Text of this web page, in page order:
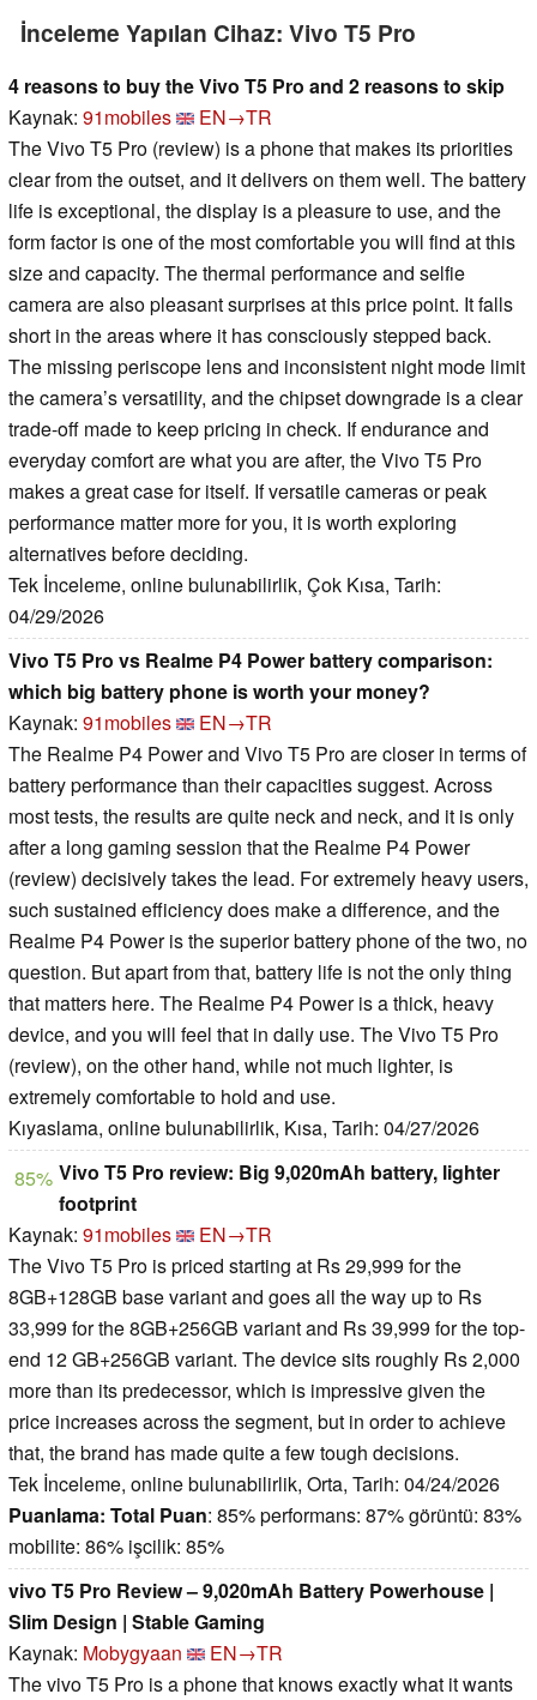
İnceleme Yapılan Cihaz: Vivo T5 Pro
4 reasons to buy the Vivo T5 Pro and 2 reasons to skip
Kaynak: 91mobiles
EN→TR
The Vivo T5 Pro (review) is a phone that makes its priorities
clear from the outset, and it delivers on them well. The battery
life is exceptional, the display is a pleasure to use, and the
form factor is one of the most comfortable you will find at this
size and capacity. The thermal performance and selfie
camera are also pleasant surprises at this price point. It falls
short in the areas where it has consciously stepped back.
The missing periscope lens and inconsistent night mode limit
the camera’s versatility, and the chipset downgrade is a clear
trade-off made to keep pricing in check. If endurance and
everyday comfort are what you are after, the Vivo T5 Pro
makes a great case for itself. If versatile cameras or peak
performance matter more for you, it is worth exploring
alternatives before deciding.
Tek İnceleme, online bulunabilirlik, Çok Kısa, Tarih:
04/29/2026
Vivo T5 Pro vs Realme P4 Power battery comparison:
which big battery phone is worth your money?
Kaynak: 91mobiles
EN→TR
The Realme P4 Power and Vivo T5 Pro are closer in terms of
battery performance than their capacities suggest. Across
most tests, the results are quite neck and neck, and it is only
after a long gaming session that the Realme P4 Power
(review) decisively takes the lead. For extremely heavy users,
such sustained efficiency does make a difference, and the
Realme P4 Power is the superior battery phone of the two, no
question. But apart from that, battery life is not the only thing
that matters here. The Realme P4 Power is a thick, heavy
device, and you will feel that in daily use. The Vivo T5 Pro
(review), on the other hand, while not much lighter, is
extremely comfortable to hold and use.
Kıyaslama, online bulunabilirlik, Kısa, Tarih: 04/27/2026
85% Vivo T5 Pro review: Big 9,020mAh battery, lighter
footprint
Kaynak: 91mobiles
EN→TR
The Vivo T5 Pro is priced starting at Rs 29,999 for the
8GB+128GB base variant and goes all the way up to Rs
33,999 for the 8GB+256GB variant and Rs 39,999 for the top-
end 12 GB+256GB variant. The device sits roughly Rs 2,000
more than its predecessor, which is impressive given the
price increases across the segment, but in order to achieve
that, the brand has made quite a few tough decisions.
Tek İnceleme, online bulunabilirlik, Orta, Tarih: 04/24/2026
Puanlama: Total Puan: 85% performans: 87% görüntü: 83%
mobilite: 86% işcilik: 85%
vivo T5 Pro Review – 9,020mAh Battery Powerhouse |
Slim Design | Stable Gaming
Kaynak: Mobygyaan
EN→TR
The vivo T5 Pro is a phone that knows exactly what it wants